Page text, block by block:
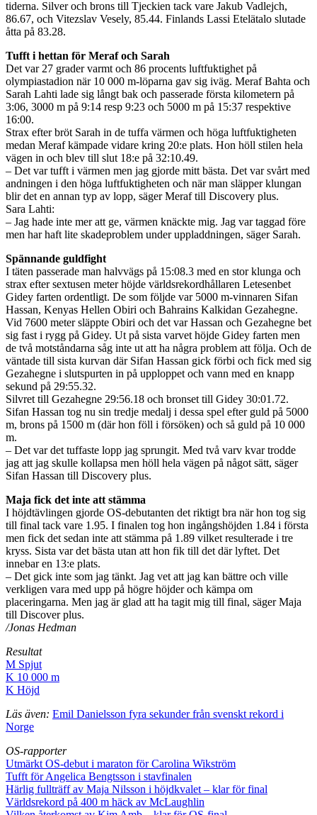
tiderna. Silver och brons till Tjeckien tack vare Jakub Vadlejch,
86.67, och Vitezslav Vesely, 85.44. Finlands Lassi Etelätalo slutade
åtta på 83.28.
Tufft i hettan för Meraf och Sarah
Det var 27 grader varmt och 86 procents luftfuktighet på
olympiastadion när 10 000 m-löparna gav sig iväg. Meraf Bahta och
Sarah Lahti lade sig långt bak och passerade första kilometern på
3:06, 3000 m på 9:14 resp 9:23 och 5000 m på 15:37 respektive
16:00.
Strax efter bröt Sarah in de tuffa värmen och höga luftfuktigheten
medan Meraf kämpade vidare kring 20:e plats. Hon höll stilen hela
vägen in och blev till slut 18:e på 32:10.49.
– Det var tufft i värmen men jag gjorde mitt bästa. Det var svårt med
andningen i den höga luftfuktigheten och när man släpper klungan
blir det en annan typ av lopp, säger Meraf till Discovery plus.
Sara Lahti:
– Jag hade inte mer att ge, värmen knäckte mig. Jag var taggad före
men har haft lite skadeproblem under uppladdningen, säger Sarah.
Spännande guldfight
I täten passerade man halvvägs på 15:08.3 med en stor klunga och
strax efter sextusen meter höjde världsrekordhållaren Letesenbet
Gidey farten ordentligt. De som följde var 5000 m-vinnaren Sifan
Hassan, Kenyas Hellen Obiri och Bahrains Kalkidan Gezahegne.
Vid 7600 meter släppte Obiri och det var Hassan och Gezahegne bet
sig fast i rygg på Gidey. Ut på sista varvet höjde Gidey farten men
de två motståndarna såg inte ut att ha några problem att följa. Och de
väntade till sista kurvan där Sifan Hassan gick förbi och fick med sig
Gezahegne i slutspurten in på upploppet och vann med en knapp
sekund på 29:55.32.
Silvret till Gezahegne 29:56.18 och bronset till Gidey 30:01.72.
Sifan Hassan tog nu sin tredje medalj i dessa spel efter guld på 5000
m, brons på 1500 m (där hon föll i försöken) och så guld på 10 000
m.
– Det var det tuffaste lopp jag sprungit. Med två varv kvar trodde
jag att jag skulle kollapsa men höll hela vägen på något sätt, säger
Sifan Hassan till Discovery plus.
Maja fick det inte att stämma
I höjdtävlingen gjorde OS-debutanten det riktigt bra när hon tog sig
till final tack vare 1.95. I finalen tog hon ingångshöjden 1.84 i första
men fick det sedan inte att stämma på 1.89 vilket resulterade i tre
kryss. Sista var det bästa utan att hon fik till det där lyftet. Det
innebar en 13:e plats.
– Det gick inte som jag tänkt. Jag vet att jag kan bättre och ville
verkligen vara med upp på högre höjder och kämpa om
placeringarna. Men jag är glad att ha tagit mig till final, säger Maja
till Discover plus.
/Jonas Hedman
Resultat
M Spjut
K 10 000 m
K Höjd
Läs även: Emil Danielsson fyra sekunder från svenskt rekord i
Norge
OS-rapporter
Utmärkt OS-debut i maraton för Carolina Wikström
Tufft för Angelica Bengtsson i stavfinalen
Härlig fullträff av Maja Nilsson i höjdkvalet – klar för final
Världsrekord på 400 m häck av McLaughlin